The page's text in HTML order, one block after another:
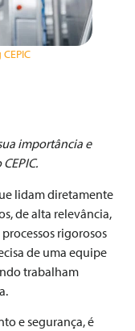
importância e
lidam diretamente
de alta relevância,
rigorosos
de uma equipe
trabalham
e segurança, é